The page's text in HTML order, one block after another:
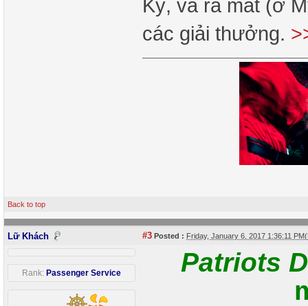
Kỳ, và ra mắt (ở
các giải thưởng.
Back to top
Lữ Khách #3 Posted : Friday, January 6, 2017 1:36:11
Rank: Passenger Service
Patriots